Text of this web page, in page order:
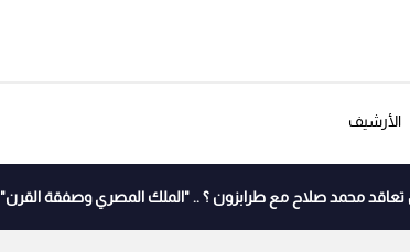
تعاقد محمد صلاح مع طرابزون ؟ .. "الملك المصري وصفقة القرن"
الأرشيف